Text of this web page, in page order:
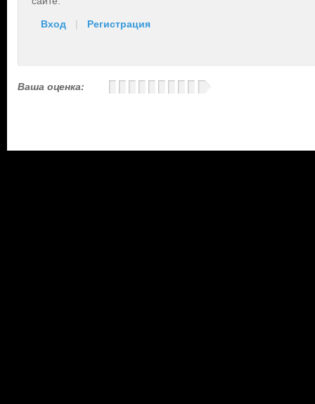
Вход | Регистрация
Ваша оценка: